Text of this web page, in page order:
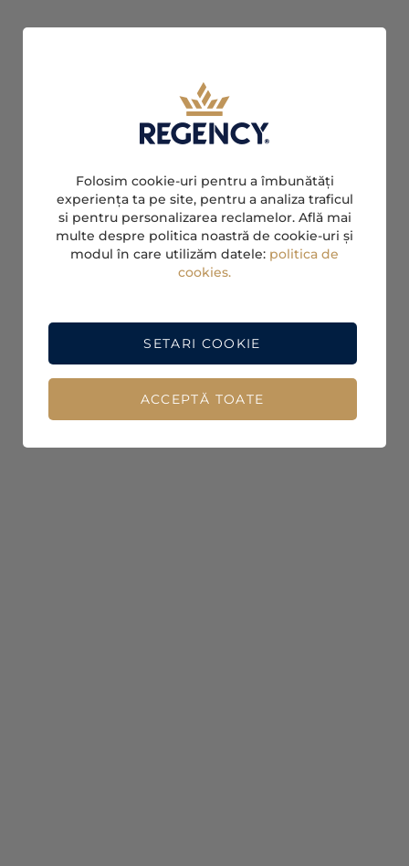
Folosim cookie-uri pentru a îmbunătăți
experiența ta pe site, pentru a analiza traficul
si pentru personalizarea reclamelor. Află mai
multe despre politica noastră de cookie-uri și
modul în care utilizăm datele: politica de
cookies.
ACCEPTĂ TOATE
SETARI COOKIE